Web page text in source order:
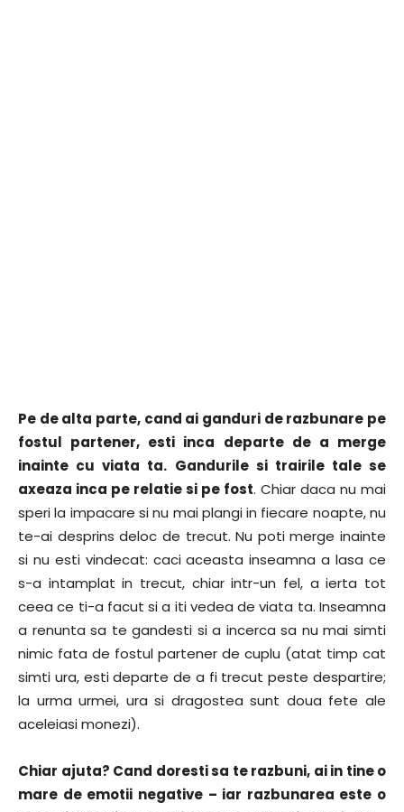
Pe de alta parte, cand ai ganduri de razbunare pe
fostul partener, esti inca departe de a merge
inainte cu viata ta. Gandurile si trairile tale se
axeaza inca pe relatie si pe fost. Chiar daca nu mai
speri la impacare si nu mai plangi in fiecare noapte, nu
te-ai desprins deloc de trecut. Nu poti merge inainte
si nu esti vindecat: caci aceasta inseamna a lasa ce
s-a intamplat in trecut, chiar intr-un fel, a ierta tot
ceea ce ti-a facut si a iti vedea de viata ta. Inseamna
a renunta sa te gandesti si a incerca sa nu mai simti
nimic fata de fostul partener de cuplu (atat timp cat
simti ura, esti departe de a fi trecut peste despartire;
la urma urmei, ura si dragostea sunt doua fete ale
aceleiasi monezi).
Chiar ajuta? Cand doresti sa te razbuni, ai in tine o
mare de emotii negative – iar razbunarea este o